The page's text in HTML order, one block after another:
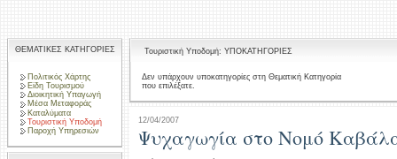
ΘΕΜΑΤΙΚΕΣ ΚΑΤΗΓΟΡΙΕΣ
Πολιτικός Χάρτης
Είδη Τουρισμού
Διοικητική Υπαγωγή
Μέσα Μεταφοράς
Καταλύματα
Τουριστική Υποδομή
Παροχή Υπηρεσιών
Τουριστική Υποδομή: ΥΠΟΚΑΤΗΓΟΡΙΕΣ
Δεν υπάρχουν υποκατηγορίες στη Θεματική Κατηγορία
που επιλέξατε.
12/04/2007
Ψυχαγωγία στο Νομό